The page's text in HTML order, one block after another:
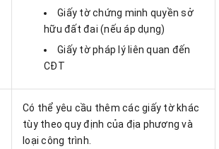
Giấy tờ chứng minh quyền sở
hữu đất đai (nếu áp dụng)
Giấy tờ pháp lý liên quan đến
CĐT
Có thể yêu cầu thêm các giấy tờ khác
tùy theo quy định của địa phương và
loại công trình.